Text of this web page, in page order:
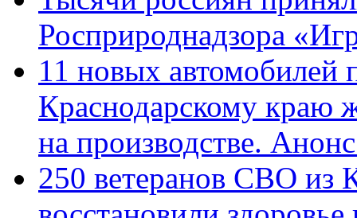
Росприроднадзора
11 новых автомобилей
Краснодарскому краю
на производстве.
250 ветеранов СВО из